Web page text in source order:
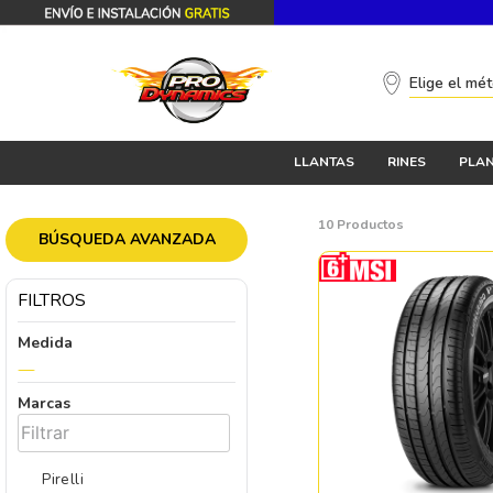
Elige el
LLANTAS RINES
BÚSQUEDA AVANZADA
FILTROS
Medida
Marcas
Pirelli
10 Productos